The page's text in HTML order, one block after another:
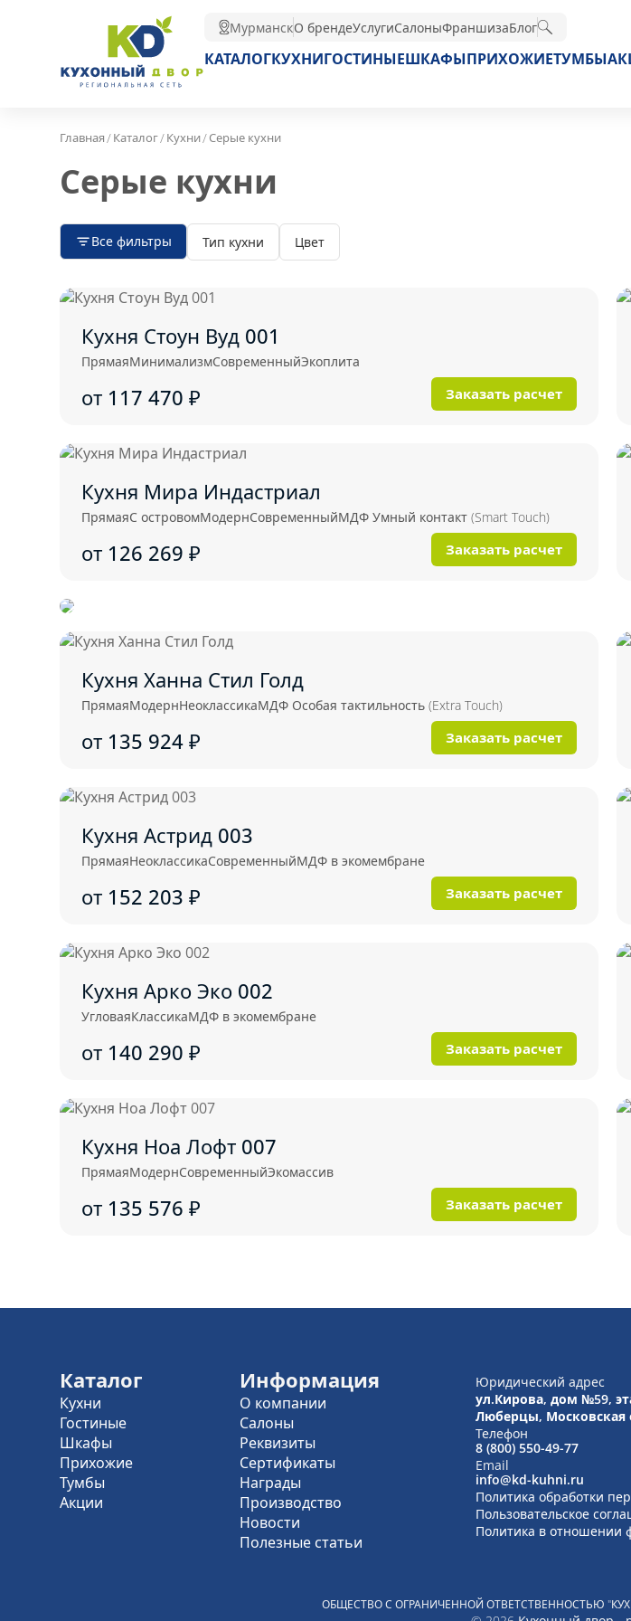
МурманскО брендеУслугиСалоныФраншизаБлог
КАТАЛОГКУХНИГОСТИНЫЕШКАФЫПРИХОЖИЕТУМБЫ
Главная/Каталог/Кухни/Серые кухни
Серые кухни
Все фильтры Тип кухни Цвет
Кухня Стоун Вуд 001
ПрямаяМинимализмСовременныйЭкоплита
от 117 470 ₽ Заказать расчет
Кухня Мира Индастриал
ПрямаяС островомМодернСовременныйМДФ Умный контакт (Smart Touch)
от 126 269 ₽ Заказать расчет
Кухня Ханна Стил Голд
ПрямаяМодернНеоклассикаМДФ Особая тактильность (Extra Touch)
от 135 924 ₽ Заказать расчет
Кухня Астрид 003
ПрямаяНеоклассикаСовременныйМДФ в экомембране
от 152 203 ₽ Заказать расчет
Кухня Арко Эко 002
УгловаяКлассикаМДФ в экомембране
от 140 290 ₽ Заказать расчет
Кухня Ноа Лофт 007
ПрямаяМодернСовременныйЭкомассив
от 135 576 ₽ Заказать расчет
Каталог
Кухни
Гостиные
Шкафы
Прихожие
Тумбы
Акции
Информация
О компании
Салоны
Реквизиты
Сертификаты
Награды
Производство
Новости
Полезные статьи
Юридический адрес
ул.Кирова, дом №59,
Люберцы, Московская
Телефон
8 (800) 550-49-77
Email
info@kd-kuhni.ru
Политика обработки
Пользовательское
Политика в отношении
ОБЩЕСТВО С ОГРАНИЧЕННОЙ ОТВЕТСТВЕННОСТЬЮ